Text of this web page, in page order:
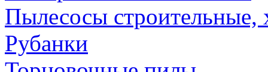
Пылесосы строительные,
Рубанки